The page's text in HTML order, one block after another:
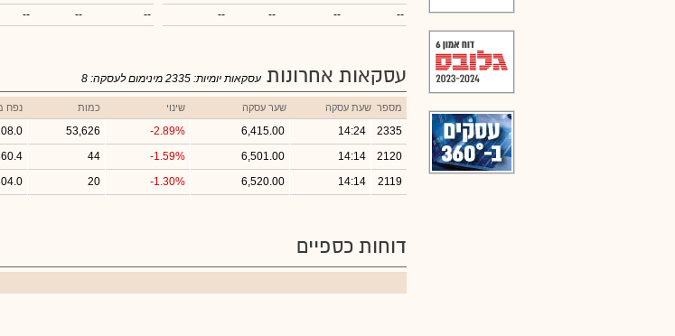
--
--
--
--
--
--
--
עסקאות אחרונות עסקאות יומיות: 2335 מינימום לעסקה: 8
מספר שעת עסקה שער עסקה שינוי כמות נפח
2335
14:24
6,415.00
-2.89%
53,626
2120
14:14
6,501.00
-1.59%
44
2119
14:14
6,520.00
-1.30%
20
דוחות כספיים